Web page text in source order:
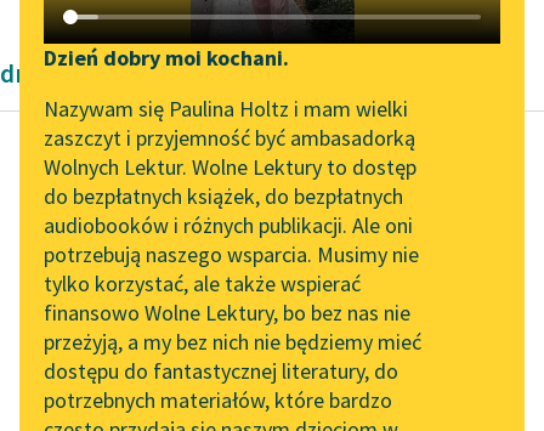
Katalog DAISY
Podkasty o książkach
Zgłoś brak utworu
Aktualności
„Prokurator Alicja Horn”
do słuchania
Byliśmy częścią AI Impact
Lab
Zapraszamy na spotkanie
online z tłumaczkami
literatury skandynawskiej
Spotkanie z Katarzyną
Narzędzia
Mapa Wolnych Lektur
Leśmianator
Przewodnik dla piszących i
czytających
API
OAI-PMH
Dzień dobry moi kochani.
Nazywam się Paulina Holtz i mam wielki
zaszczyt i przyjemność być ambasadorką
Wolnych Lektur. Wolne Lektury to dostęp
do bezpłatnych książek, do bezpłatnych
audiobooków i różnych publikacji. Ale oni
potrzebują naszego wsparcia. Musimy nie
tylko korzystać, ale także wspierać
finansowo Wolne Lektury, bo bez nas nie
przeżyją, a my bez nich nie będziemy mieć
dostępu do fantastycznej literatury, do
potrzebnych materiałów, które bardzo
dramaty antyczne
Ajschylos
Oresteja
Z niejednej krwawej
troski marła moja
dusza,
Lecz dotąd nigdym
równej nie zaznała doli.